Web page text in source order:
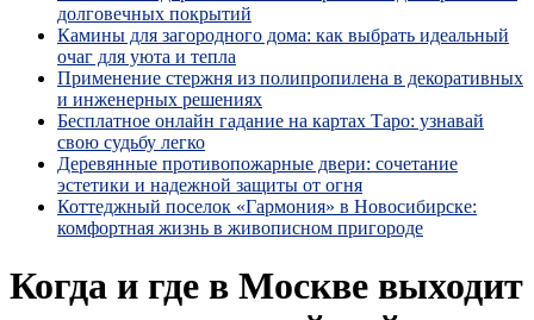
долговечных покрытий
Камины для загородного дома: как выбрать идеальный
очаг для уюта и тепла
Применение стержня из полипропилена в декоративных
и инженерных решениях
Бесплатное онлайн гадание на картах Таро: узнавай
свою судьбу легко
Деревянные противопожарные двери: сочетание
эстетики и надежной защиты от огня
Коттеджный поселок «Гармония» в Новосибирске:
комфортная жизнь в живописном пригороде
Когда и где в Москве выходит